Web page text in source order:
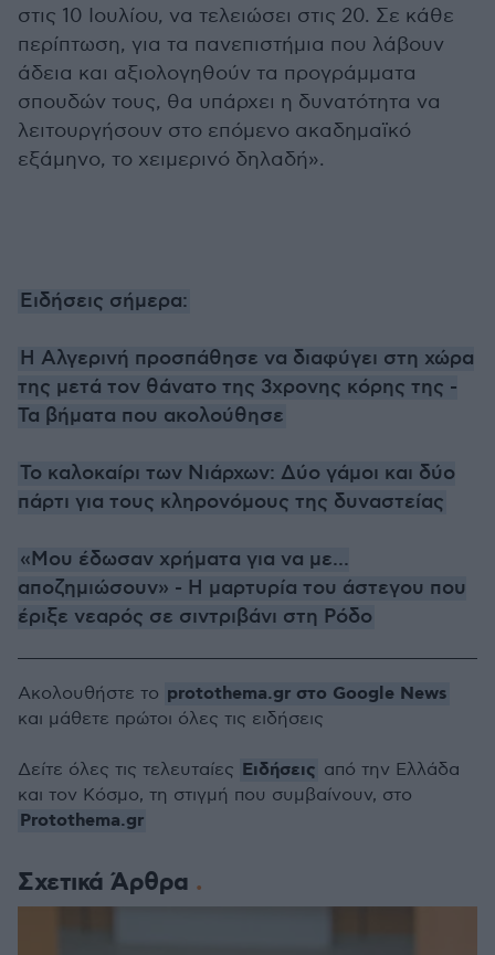
στις 10 Ιουλίου, να τελειώσει στις 20. Σε κάθε
περίπτωση, για τα πανεπιστήμια που λάβουν
άδεια και αξιολογηθούν τα προγράμματα
σπουδών τους, θα υπάρχει η δυνατότητα να
λειτουργήσουν στο επόμενο ακαδημαϊκό
εξάμηνο, το χειμερινό δηλαδή».
Ειδήσεις σήμερα:
Η Αλγερινή προσπάθησε να διαφύγει στη χώρα
της μετά τον θάνατο της 3χρονης κόρης της -
Τα βήματα που ακολούθησε
Το καλοκαίρι των Νιάρχων: Δύο γάμοι και δύο
πάρτι για τους κληρονόμους της δυναστείας
«Μου έδωσαν χρήματα για να με...
αποζημιώσουν» - Η μαρτυρία του άστεγου που
έριξε νεαρός σε σιντριβάνι στη Ρόδο
Σχετικά Άρθρα
Ακολουθήστε το protothema.gr στο Google News
και μάθετε πρώτοι όλες τις ειδήσεις
Δείτε όλες τις τελευταίες Ειδήσεις από την Ελλάδα
και τον Κόσμο, τη στιγμή που συμβαίνουν, στο
Protothema.gr